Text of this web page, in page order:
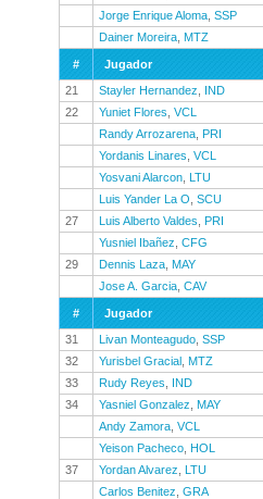
Jorge Enrique Aloma SSP
Dainer Moreira MTZ
#
Jugador
21
Stayler Hernandez
IND
22
Yuniet Flores VCL
Randy Arrozarena PRI
Yordanis Linares VCL
Yosvani Alarcon LTU
Luis Yander La O SCU
27
Luis Alberto Valdes
PRI
Yusniel Ibañez CFG
29
Dennis Laza MAY
Jose A. Garcia CAV
#
Jugador
31
Livan Monteagudo SSP
32
Yurisbel Gracial MTZ
33
Rudy Reyes
IND
34
Yasniel Gonzalez
MAY
Andy Zamora VCL
Yeison Pacheco HOL
37
Yordan Alvarez
LTU
Carlos Benitez GRA